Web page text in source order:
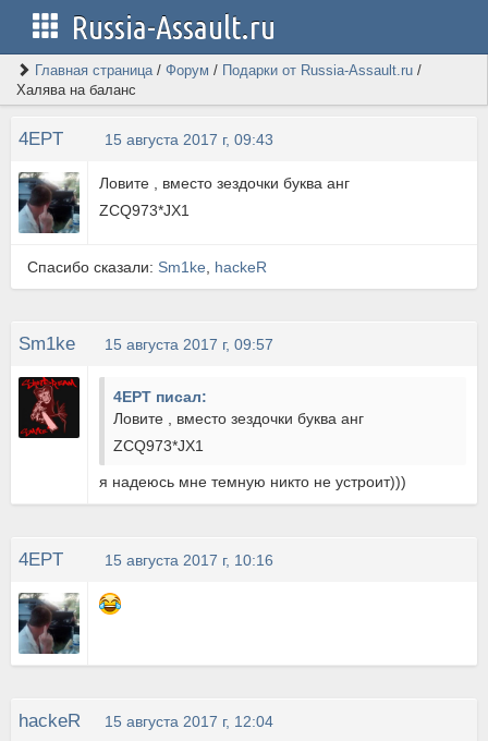
Russia-Assault.ru
Главная страница/ Форум / Подарки от Russia-Assault.ru /
Халява на баланс
4EPT 15 августа 2017 г, 09:43
Ловите , вместо зездочки буква анг
ZCQ973*JX1
Спасибо сказали: Sm1ke hackeR
Sm1ke 15 августа 2017 г, 09:57
4EPT писал:
Ловите , вместо зездочки буква анг
ZCQ973*JX1
я надеюсь мне темную никто не устроит)))
4EPT 15 августа 2017 г, 10:16
hackeR 15 августа 2017 г, 12:04